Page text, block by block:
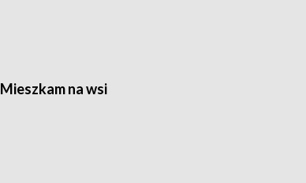
Mieszkam na wsi